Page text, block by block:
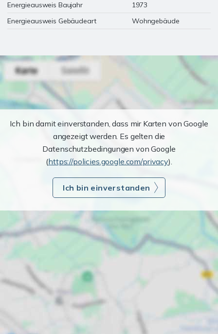
Energieausweis Baujahr
1973
Energieausweis Gebäudeart
Wohngebäude
Ich bin damit einverstanden, dass mir Karten von Google
angezeigt werden. Es gelten die
Datenschutzbedingungen von Google
(https://policies.google.com/privacy).
Ich bin einverstanden